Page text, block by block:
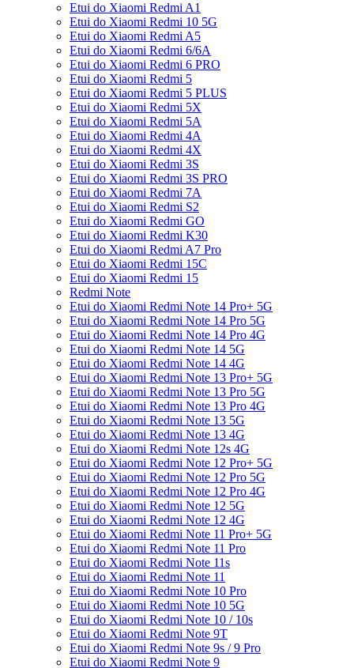
Etui do Xiaomi Redmi A1
Etui do Xiaomi Redmi 10 5G
Etui do Xiaomi Redmi A5
Etui do Xiaomi Redmi 6/6A
Etui do Xiaomi Redmi 6 PRO
Etui do Xiaomi Redmi 5
Etui do Xiaomi Redmi 5 PLUS
Etui do Xiaomi Redmi 5X
Etui do Xiaomi Redmi 5A
Etui do Xiaomi Redmi 4A
Etui do Xiaomi Redmi 4X
Etui do Xiaomi Redmi 3S
Etui do Xiaomi Redmi 3S PRO
Etui do Xiaomi Redmi 7A
Etui do Xiaomi Redmi S2
Etui do Xiaomi Redmi GO
Etui do Xiaomi Redmi K30
Etui do Xiaomi Redmi A7 Pro
Etui do Xiaomi Redmi 15C
Etui do Xiaomi Redmi 15
Redmi Note
Etui do Xiaomi Redmi Note 14 Pro+ 5G
Etui do Xiaomi Redmi Note 14 Pro 5G
Etui do Xiaomi Redmi Note 14 Pro 4G
Etui do Xiaomi Redmi Note 14 5G
Etui do Xiaomi Redmi Note 14 4G
Etui do Xiaomi Redmi Note 13 Pro+ 5G
Etui do Xiaomi Redmi Note 13 Pro 5G
Etui do Xiaomi Redmi Note 13 Pro 4G
Etui do Xiaomi Redmi Note 13 5G
Etui do Xiaomi Redmi Note 13 4G
Etui do Xiaomi Redmi Note 12s 4G
Etui do Xiaomi Redmi Note 12 Pro+ 5G
Etui do Xiaomi Redmi Note 12 Pro 5G
Etui do Xiaomi Redmi Note 12 Pro 4G
Etui do Xiaomi Redmi Note 12 5G
Etui do Xiaomi Redmi Note 12 4G
Etui do Xiaomi Redmi Note 11 Pro+ 5G
Etui do Xiaomi Redmi Note 11 Pro
Etui do Xiaomi Redmi Note 11s
Etui do Xiaomi Redmi Note 11
Etui do Xiaomi Redmi Note 10 Pro
Etui do Xiaomi Redmi Note 10 5G
Etui do Xiaomi Redmi Note 10 / 10s
Etui do Xiaomi Redmi Note 9T
Etui do Xiaomi Redmi Note 9s / 9 Pro
Etui do Xiaomi Redmi Note 9